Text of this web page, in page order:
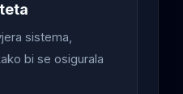
sistema,
bi se osigurala